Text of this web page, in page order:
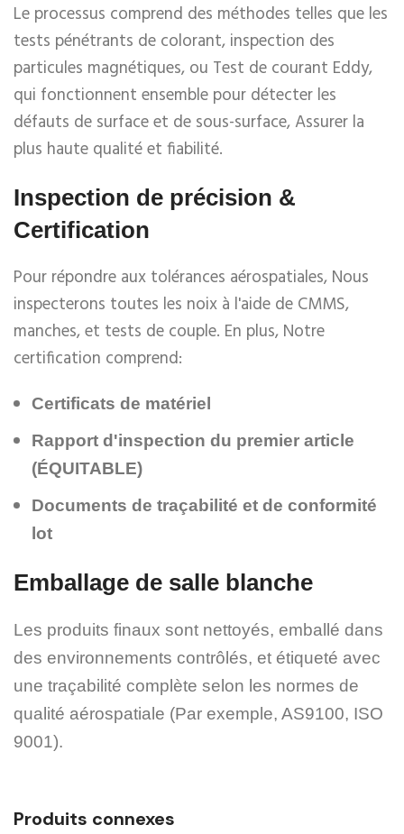
Le processus comprend des méthodes telles que les
tests pénétrants de colorant, inspection des
particules magnétiques, ou Test de courant Eddy,
qui fonctionnent ensemble pour détecter les
défauts de surface et de sous-surface, Assurer la
plus haute qualité et fiabilité.
Inspection de précision &
Certification
Pour répondre aux tolérances aérospatiales, Nous
inspecterons toutes les noix à l'aide de CMMS,
manches, et tests de couple. En plus, Notre
certification comprend:
Certificats de matériel
Rapport d'inspection du premier article
(ÉQUITABLE)
Documents de traçabilité et de conformité
lot
Emballage de salle blanche
Les produits finaux sont nettoyés, emballé dans
des environnements contrôlés, et étiqueté avec
une traçabilité complète selon les normes de
qualité aérospatiale (Par exemple, AS9100, ISO
9001).
Produits connexes